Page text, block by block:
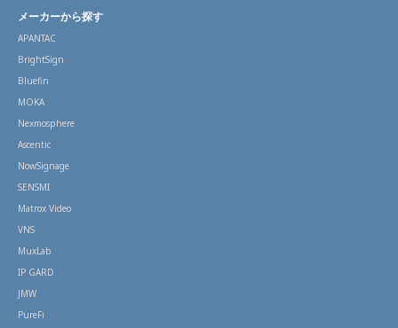
メーカーから探す
APANTAC
BrightSign
Bluefin
MOKA
Nexmosphere
Ascentic
NowSignage
SENSMI
Matrox Video
VNS
MuxLab
IP GARD
JMW
PureFi